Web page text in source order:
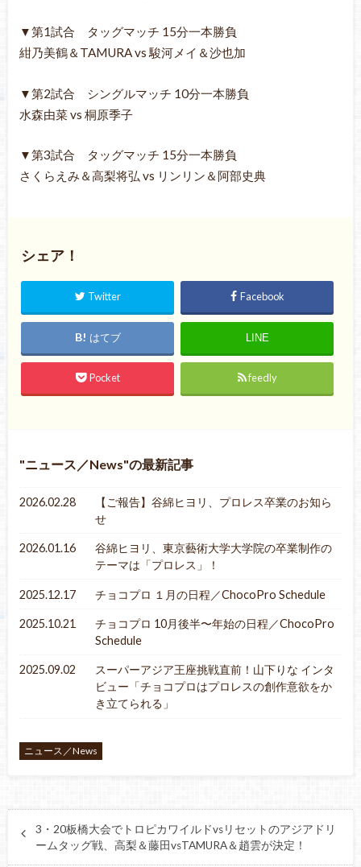
▼第1試合 タッグマッチ 15分一本勝負
紺乃美鶴＆TAMURA vs 駿河メイ＆沙也加
▼第2試合 シングルマッチ 10分一本勝負
水森由菜 vs 桐原季子
▼第3試合 タッグマッチ 15分一本勝負
さくらえみ＆高梨将弘 vs リンリン＆阿部史典
シェア！
Twitter Facebook
はてブ LINE
Pocket feedly
ニュース／News の最新記事
2026.02.28
【ご報告】谷綿ヒヨリ、プロレス卒業のお知ら
せ
2026.01.16
谷綿ヒヨリ、東京藝術大学大学院の卒業制作の
テーマは「プロレス」！
2025.12.17 チョコプロ １月の日程／ChocoPro Schedule
2025.10.21
チョコプロ 10月後半〜年始の日程／ChocoPro
Schedule
2025.09.02
スーパーアジア王座挑戦直前！山下りな インタ
ビュー「チョコプロはプロレスの創作意欲をか
き立てられる」
ニュース／News
3・20板橋大会でトロピカワイルドvsリセットのアジアドリ
ームタッグ戦、高梨＆藤田vsTAMURA＆趙雲が決定！